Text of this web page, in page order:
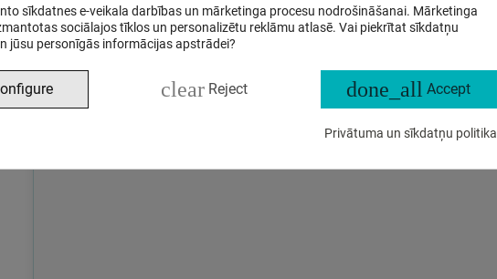
sīkdatnes e-veikala darbības un mārketinga procesu nodrošināšanai. Mārketinga
sociālajos tīklos un personalizētu reklāmu atlasē. Vai piekrītat sīkdatņu
jūsu personīgās informācijas apstrādei?
clear Reject done_all Accept
Privātuma un sīkdatņu politika